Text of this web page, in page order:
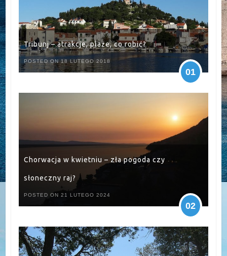
Tribunj – atrakcje, plaże, co robić?
POSTED ON 18 LUTEGO 2018
01
Chorwacja w kwietniu – zła pogoda czy
słoneczny raj?
POSTED ON 21 LUTEGO 2024
02